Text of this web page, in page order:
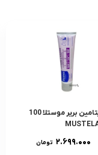
کرم ویتامین برير موستلا 100
۲.۶۹۹.۰۰۰ تومان